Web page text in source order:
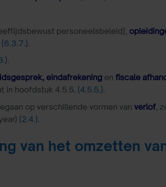
personeelsbeleid),
(6.3.7.).
.
eindafrekeningen fiscale
in hoofdstuk 4.5.5. (4.5.5.).
op verschillende vormen van verlof,
(2.4.).
van het omzetten